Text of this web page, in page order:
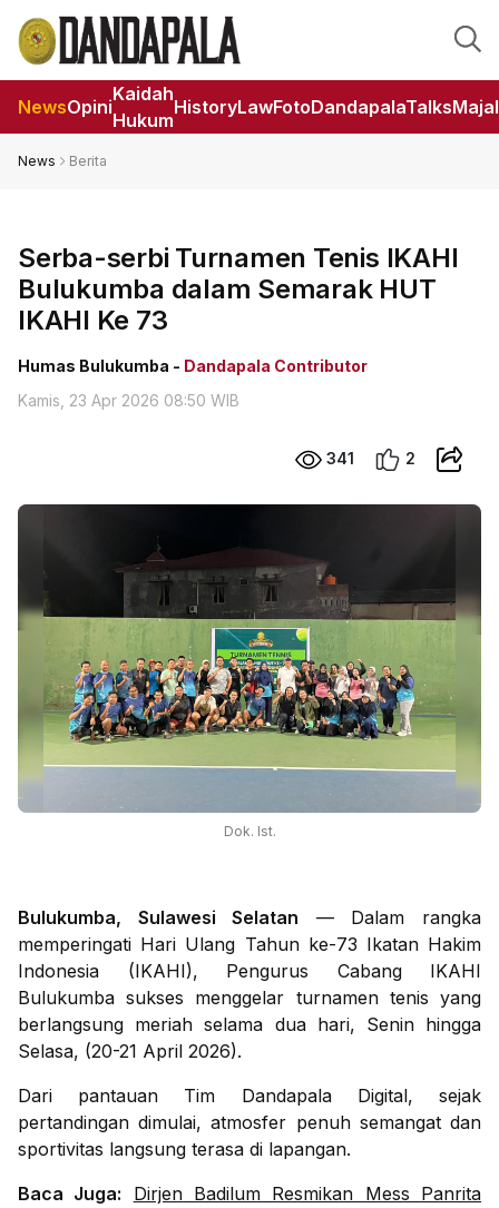
NewsOpini
Kaidah
Hukum
HistoryLawFotoDandapalaTalks
News Berita
Serba-serbi Turnamen Tenis IKAHI
Bulukumba dalam Semarak HUT
IKAHI Ke 73
Humas Bulukumba - Dandapala Contributor
Kamis, 23 Apr 2026 08:50 WIB
341 2
Dok. Ist.
Bulukumba, Sulawesi Selatan — Dalam rangka
memperingati Hari Ulang Tahun ke-73 Ikatan Hakim
Indonesia (IKAHI), Pengurus Cabang IKAHI
Bulukumba sukses menggelar turnamen tenis yang
berlangsung meriah selama dua hari, Senin hingga
Selasa, (20-21 April 2026).
Dari pantauan Tim Dandapala Digital, sejak
pertandingan dimulai, atmosfer penuh semangat dan
sportivitas langsung terasa di lapangan.
Baca Juga:
Dirjen Badilum Resmikan Mess Panrita